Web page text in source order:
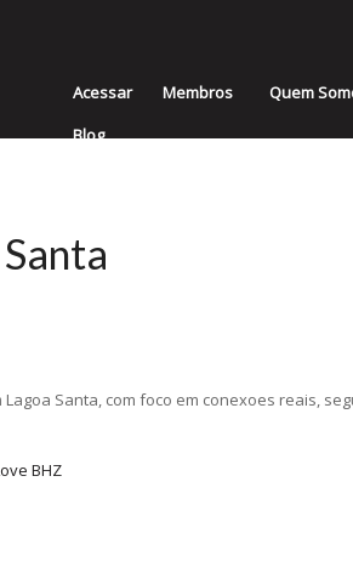
Acessar Membros Quem
Blog
Santa, com foco em conexoes reais,
BHZ